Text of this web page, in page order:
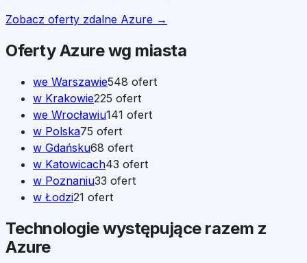
Zobacz oferty zdalne Azure →
OfertyAzurewg miasta
we Warszawie548 ofert
w Krakowie225 ofert
we Wrocławiu141 ofert
w Polska75 ofert
w Gdańsku68 ofert
w Katowicach43 ofert
w Poznaniu33 ofert
w Łodzi21 ofert
Technologie występujące razem z
Azure